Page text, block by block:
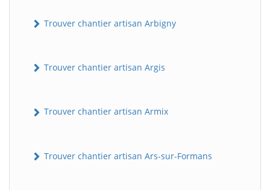
Trouver chantier artisan Arbigny
Trouver chantier artisan Argis
Trouver chantier artisan Armix
Trouver chantier artisan Ars-sur-Formans